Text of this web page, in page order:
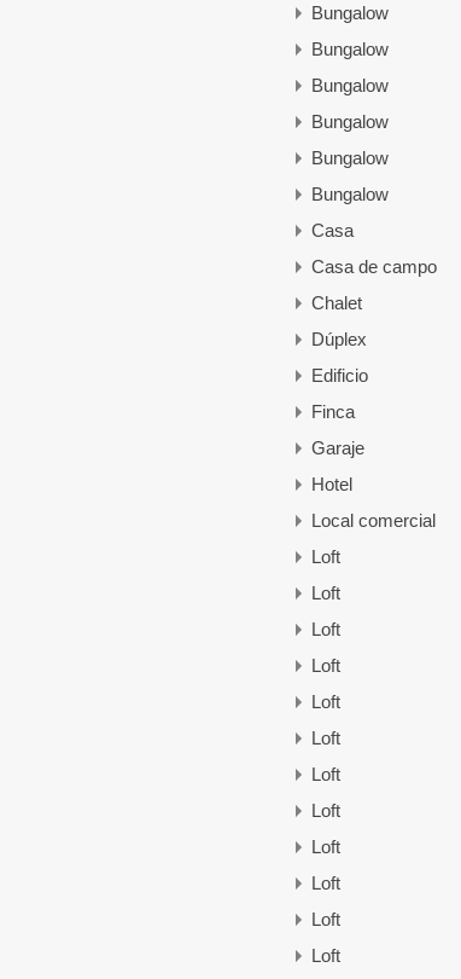
Bungalow
Bungalow
Bungalow
Bungalow
Bungalow
Bungalow
Casa
Casa de campo
Chalet
Dúplex
Edificio
Finca
Garaje
Hotel
Local comercial
Loft
Loft
Loft
Loft
Loft
Loft
Loft
Loft
Loft
Loft
Loft
Loft